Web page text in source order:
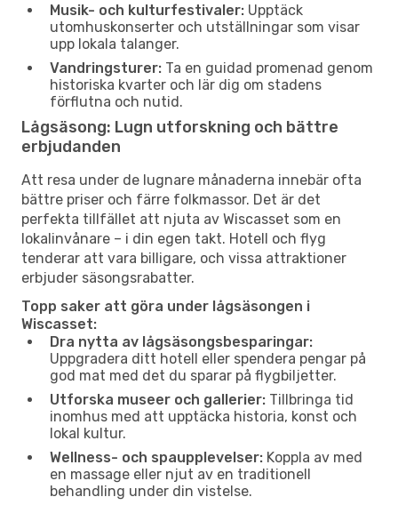
Musik- och kulturfestivaler: Upptäck
utomhuskonserter och utställningar som visar
upp lokala talanger.
Vandringsturer: Ta en guidad promenad genom
historiska kvarter och lär dig om stadens
förflutna och nutid.
Lågsäsong: Lugn utforskning och bättre
erbjudanden
Att resa under de lugnare månaderna innebär ofta
bättre priser och färre folkmassor. Det är det
perfekta tillfället att njuta av Wiscasset som en
lokalinvånare – i din egen takt. Hotell och flyg
tenderar att vara billigare, och vissa attraktioner
erbjuder säsongsrabatter.
Topp saker att göra under lågsäsongen i
Wiscasset:
Dra nytta av lågsäsongsbesparingar:
Uppgradera ditt hotell eller spendera pengar på
god mat med det du sparar på flygbiljetter.
Utforska museer och gallerier: Tillbringa tid
inomhus med att upptäcka historia, konst och
lokal kultur.
Wellness- och spaupplevelser: Koppla av med
en massage eller njut av en traditionell
behandling under din vistelse.